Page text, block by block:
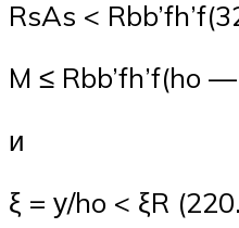
RsAs <
M ≤ Rbb’fh’f(ho
и
ξ = у/ho < ξR